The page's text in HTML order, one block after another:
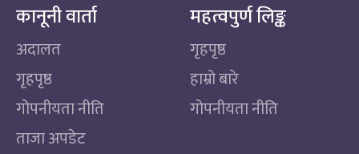
कानूनी वार्ता
अदालत
गृहपृष्ठ
गोपनीयता नीति
ताजा अपडेट
महत्वपुर्ण लिङ्क
गृहपृष्ठ
हाम्रो बारे
गोपनीयता नीति